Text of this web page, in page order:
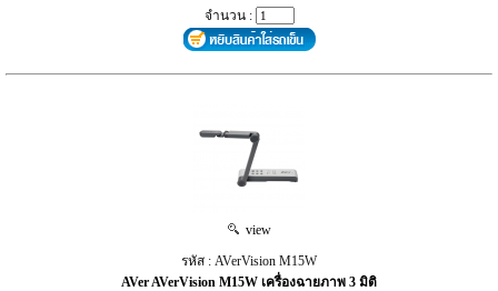
จำนวน :
view
รหัส : AVerVision M15W
AVer AVerVision M15W เครื่องฉายภาพ 3 มิติ